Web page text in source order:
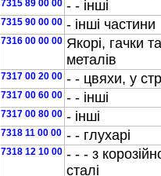
7315 89 00 00 - - iншi
7315 90 00 00 - iншi частини
7316 00 00 00 Якорi, гачки
металiв
7317 00 20 00 - - цвяхи, у
7317 00 60 00 - - iншi
7317 00 80 00 - iншi
7318 11 00 00 - - глухарi
7318 12 10 00 - - - з
сталi